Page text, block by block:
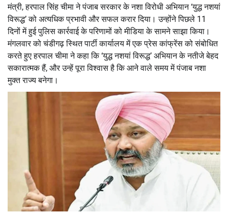
मंत्री, हरपाल सिंह चीमा ने पंजाब सरकार के नशा विरोधी अभियान ‘युद्ध नशयां
विरूद्ध’ को अत्यधिक प्रभावी और सफल करार दिया। उन्होंने पिछले 11
दिनों में हुई पुलिस कार्रवाई के परिणामों को मीडिया के सामने साझा किया।
मंगलवार को चंडीगढ़ स्थित पार्टी कार्यालय में एक प्रेस कांफ्रेंस को संबोधित
करते हुए हरपाल चीमा ने कहा कि ‘युद्ध नशयां विरूद्ध’ अभियान के नतीजे बेहद
सकारात्मक हैं, और उन्हें पूरा विश्वास है कि आने वाले समय में पंजाब नशा
मुक्त राज्य बनेगा।